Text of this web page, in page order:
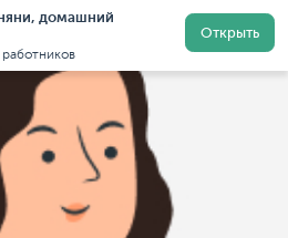
домашний
Открыть
Домработницы в Москве